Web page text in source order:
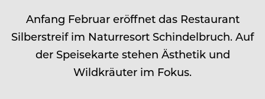
Anfang Februar eröffnet das Restaurant
Silberstreif im Naturresort Schindelbruch. Auf
der Speisekarte stehen Ästhetik und
Wildkräuter im Fokus.